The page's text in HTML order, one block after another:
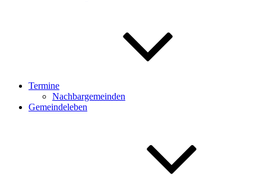
Termine
Nachbargemeinden
Gemeindeleben